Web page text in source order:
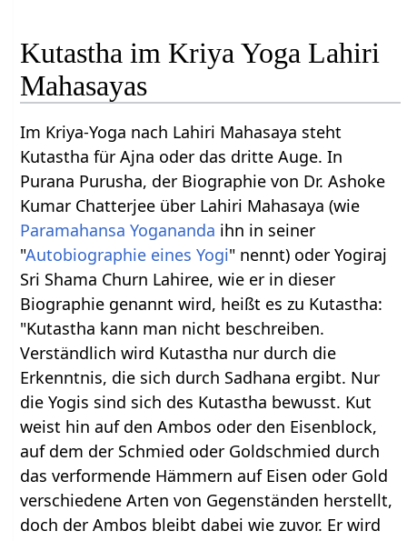
Kutastha im Kriya Yoga Lahiri
Mahasayas
Im Kriya-Yoga nach Lahiri Mahasaya steht
Kutastha für Ajna oder das dritte Auge. In
Purana Purusha, der Biographie von Dr. Ashoke
Kumar Chatterjee über Lahiri Mahasaya (wie
Paramahansa Yogananda ihn in seiner
"Autobiographie eines Yogi" nennt) oder Yogiraj
Sri Shama Churn Lahiree, wie er in dieser
Biographie genannt wird, heißt es zu Kutastha:
"Kutastha kann man nicht beschreiben.
Verständlich wird Kutastha nur durch die
Erkenntnis, die sich durch Sadhana ergibt. Nur
die Yogis sind sich des Kutastha bewusst. Kut
weist hin auf den Ambos oder den Eisenblock,
auf dem der Schmied oder Goldschmied durch
das verformende Hämmern auf Eisen oder Gold
verschiedene Arten von Gegenständen herstellt,
doch der Ambos bleibt dabei wie zuvor. Er wird